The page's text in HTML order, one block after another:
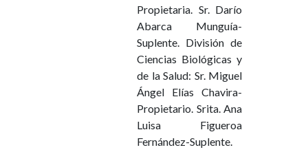
Propietaria. Sr. Darío
Abarca Munguía-
Suplente. División de
Ciencias Biológicas y
de la Salud: Sr. Miguel
Ángel Elías Chavira-
Propietario. Srita. Ana
Luisa Figueroa
Fernández-Suplente.